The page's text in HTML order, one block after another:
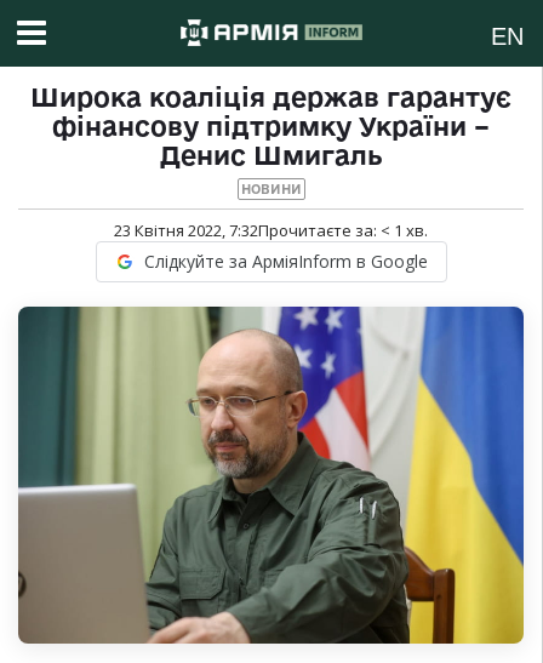
EN
Широка коаліція держав гарантує
фінансову підтримку України –
Денис Шмигаль
НОВИНИ
23 Квітня 2022, 7:32Прочитаєте за: < 1 хв.
Слідкуйте за АрміяInform в Google